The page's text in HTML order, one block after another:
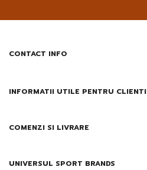
informatii
CONTACT INFO
INFORMATII UTILE PENTRU CLIENTI
COMENZI SI LIVRARE
UNIVERSUL SPORT BRANDS